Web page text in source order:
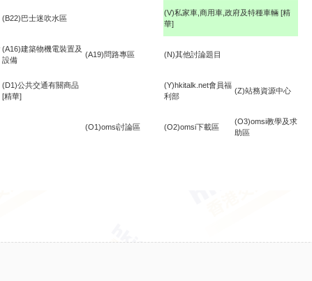
(B22)巴士迷吹水區
(V)私家車,商用車,政府及特種車輛 [精
華]
(A16)建築物機電裝置及
設備
(A19)問路專區 (N)其他討論題目
(D1)公共交通有關商品
[精華]
(Y)hkitalk.net會員福
利部
(Z)站務資源中心
(O1)omsi討論區 (O2)omsi下載區
(O3)omsi教學及求
助區